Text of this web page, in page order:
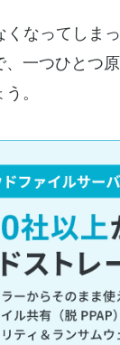
くなってしま
、一つひとつ
。